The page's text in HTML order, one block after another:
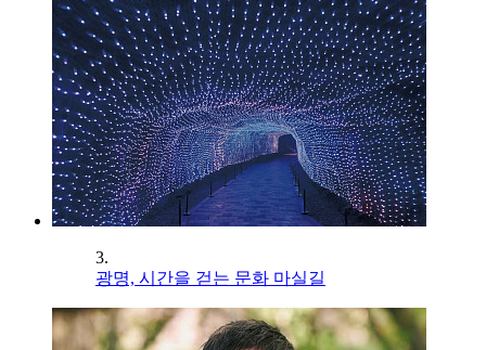
3.
광명, 시간을 걷는 문화 마실길